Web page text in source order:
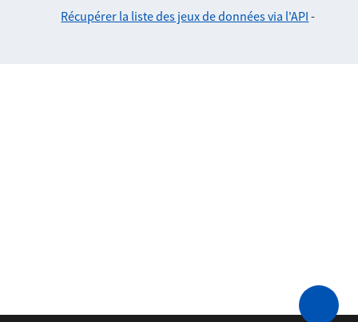
Récupérer la liste des jeux de données via l'API -